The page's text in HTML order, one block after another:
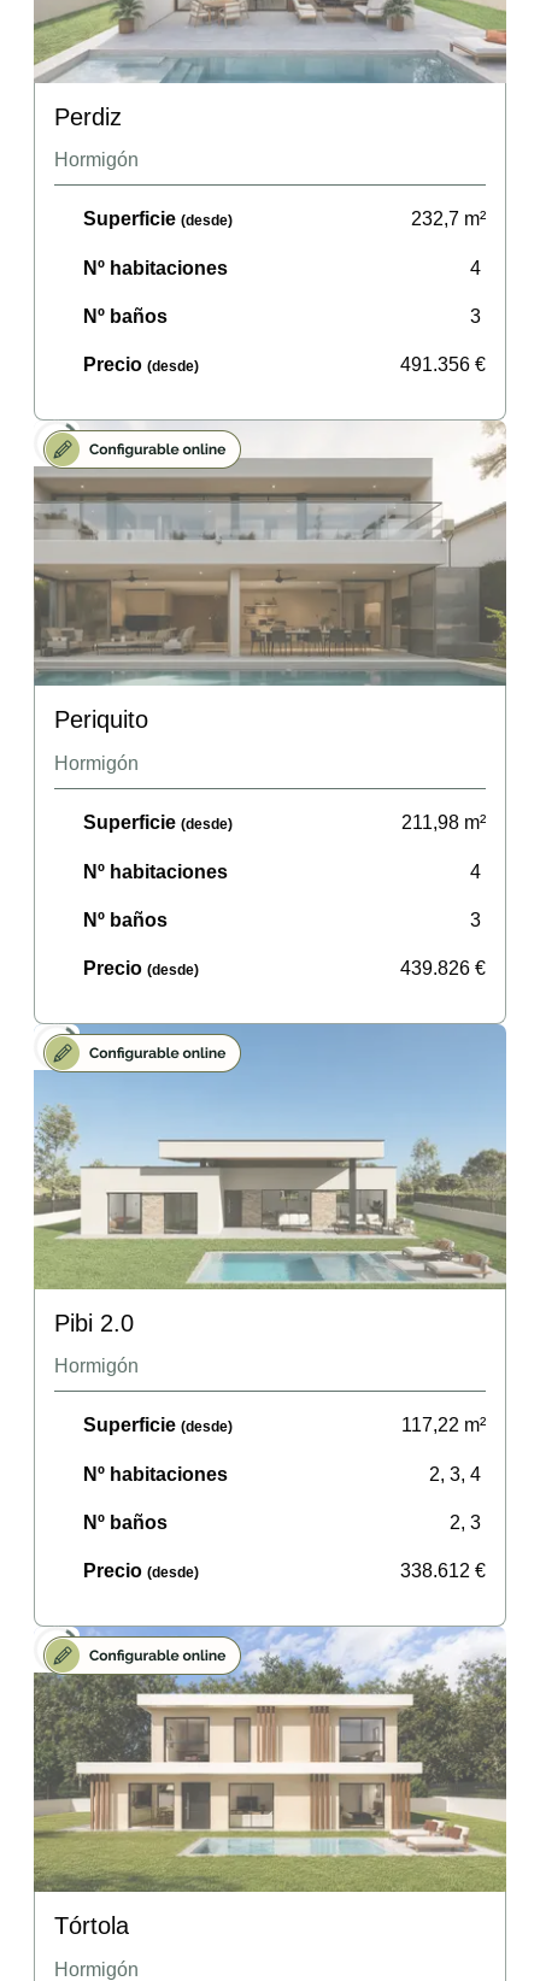
Perdiz
Hormigón
Superficie (desde) 232,7 m²
Nº habitaciones 4
Nº baños 3
Precio (desde) 491.356 €
Periquito
Hormigón
Superficie (desde) 211,98 m²
Nº habitaciones 4
Nº baños 3
Precio (desde) 439.826 €
Pibi 2.0
Hormigón
Superficie (desde) 117,22 m²
Nº habitaciones 2, 3, 4
Nº baños 2, 3
Precio (desde) 338.612 €
Tórtola
Hormigón